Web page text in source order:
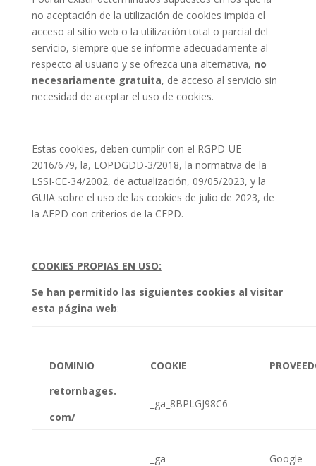
no aceptación de la utilización de cookies impida el
acceso al sitio web o la utilización total o parcial del
servicio, siempre que se informe adecuadamente al
respecto al usuario y se ofrezca una alternativa, no
necesariamente gratuita, de acceso al servicio sin
necesidad de aceptar el uso de cookies.
Estas cookies, deben cumplir con el RGPD-UE-
2016/679, la, LOPDGDD-3/2018, la normativa de la
LSSI-CE-34/2002, de actualización, 09/05/2023, y la
GUIA sobre el uso de las cookies de julio de 2023, de
la AEPD con criterios de la CEPD.
COOKIES PROPIAS EN USO:
Se han permitido las siguientes cookies al visitar
esta página web:
DOMINIO COOKIE
retornbages.
com/
_ga_8BPLGJ98C6
_ga Google